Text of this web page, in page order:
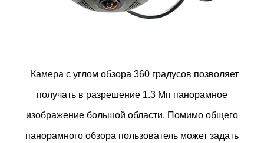
Камера с углом обзора 360 градусов позволяет
получать в разрешение 1.3 Мп панорамное
изображение большой области. Помимо общего
панорамного обзора пользователь может задать